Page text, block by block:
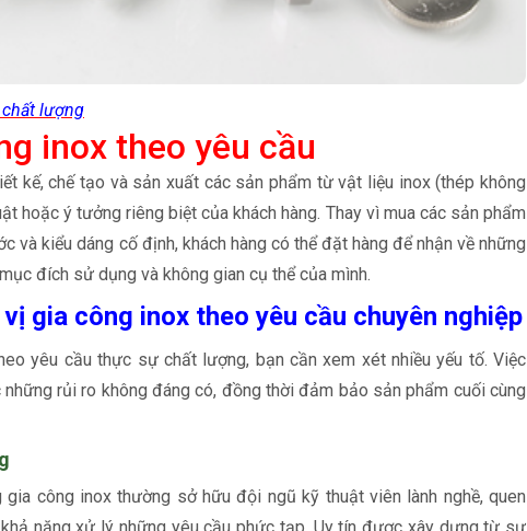
lượng
inox theo yêu cầu
kế, chế tạo và sản xuất các sản phẩm từ vật liệu inox (thép không
hoặc ý tưởng riêng biệt của khách hàng. Thay vì mua các sản phẩm
và kiểu dáng cố định, khách hàng có thể đặt hàng để nhận về những
đích sử dụng và không gian cụ thể của mình.
gia công inox theo yêu cầu chuyên nghiệp
yêu cầu thực sự chất lượng, bạn cần xem xét nhiều yếu tố. Việc
rủi ro không đáng có, đồng thời đảm bảo sản phẩm cuối cùng
công inox thường sở hữu đội ngũ kỹ thuật viên lành nghề, quen
năng xử lý những yêu cầu phức tạp. Uy tín được xây dựng từ sự